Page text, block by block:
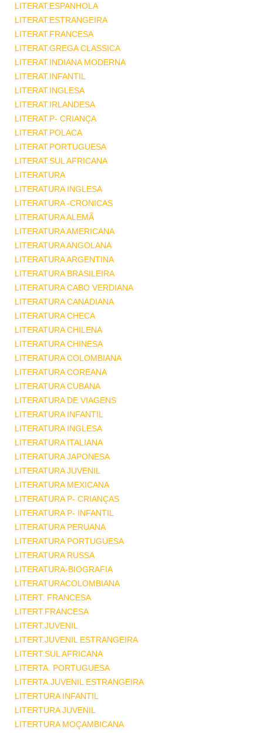
LITERAT.ESPANHOLA
LITERAT.ESTRANGEIRA
LITERAT.FRANCESA
LITERAT.GREGA CLASSICA
LITERAT.INDIANA MODERNA
LITERAT.INFANTIL
LITERAT.INGLESA
LITERAT.IRLANDESA
LITERAT.P- CRIANÇA
LITERAT.POLACA
LITERAT.PORTUGUESA
LITERAT.SUL AFRICANA
LITERATURA
LITERATURA INGLESA
LITERATURA -CRONICAS
LITERATURA ALEMÃ
LITERATURA AMERICANA
LITERATURA ANGOLANA
LITERATURA ARGENTINA
LITERATURA BRASILEIRA
LITERATURA CABO VERDIANA
LITERATURA CANADIANA
LITERATURA CHECA
LITERATURA CHILENA
LITERATURA CHINESA
LITERATURA COLOMBIANA
LITERATURA COREANA
LITERATURA CUBANA
LITERATURA DE VIAGENS
LITERATURA INFANTIL
LITERATURA INGLESA
LITERATURA ITALIANA
LITERATURA JAPONESA
LITERATURA JUVENIL
LITERATURA MEXICANA
LITERATURA P- CRIANÇAS
LITERATURA P- INFANTIL
LITERATURA PERUANA
LITERATURA PORTUGUESA
LITERATURA RUSSA
LITERATURA-BIOGRAFIA
LITERATURACOLOMBIANA
LITERT. FRANCESA
LITERT.FRANCESA
LITERT.JUVENIL
LITERT.JUVENIL ESTRANGEIRA
LITERT.SUL AFRICANA
LITERTA. PORTUGUESA
LITERTA.JUVENIL ESTRANGEIRA
LITERTURA INFANTIL
LITERTURA JUVENIL
LITERTURA MOÇAMBICANA